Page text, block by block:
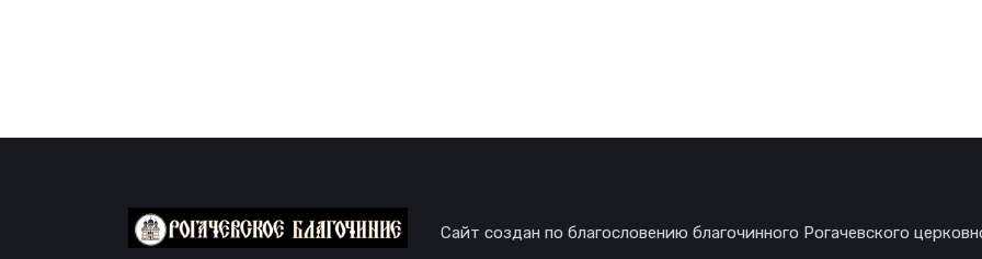
Сайт создан по благословению благочинного Рогачевского